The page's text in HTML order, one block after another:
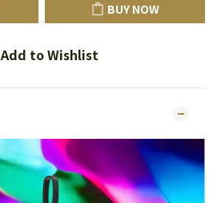
BUY NOW
Add to Wishlist